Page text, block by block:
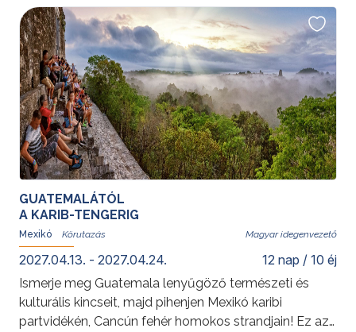
GUATEMALÁTÓL
A KARIB-TENGERIG
Mexikó Magyar idegenvezető
2027.04.13. - 2027.04.24. 12 nap / 10 éj
Ismerje meg Guatemala lenyűgöző természeti és
kulturális kincseit, majd pihenjen Mexikó karibi
partvidékén, Cancún fehér homokos strandjain! Ez az